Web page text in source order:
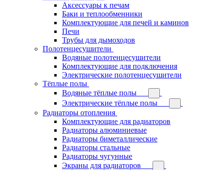
Аксессуары к печам
Баки и теплообменники
Комплектующие для печей и каминов
Печи
Трубы для дымоходов
Полотенцесушители
Водяные полотенцесушители
Комплектующие для подключения
Электрические полотенцесушители
Тёплые полы
Водяные тёплые полы
Электрические тёплые полы
Радиаторы отопления
Комплектующие для радиаторов
Радиаторы алюминиевые
Радиаторы биметаллические
Радиаторы стальные
Радиаторы чугунные
Экраны для радиаторов